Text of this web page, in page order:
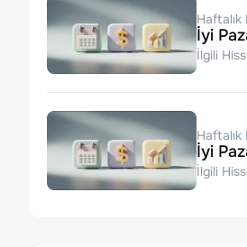
İyi
İlgili
İyi
İlgili